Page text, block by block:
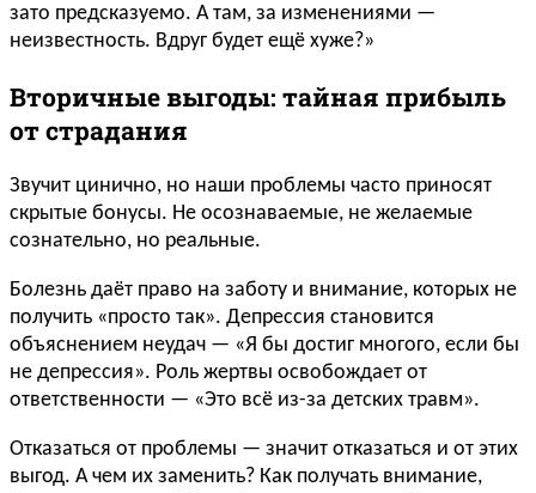
зато предсказуемо. А там, за изменениями —
неизвестность. Вдруг будет ещё хуже?»
Вторичные выгоды: тайная прибыль
от страдания
Звучит цинично, но наши проблемы часто приносят
скрытые бонусы. Не осознаваемые, не желаемые
сознательно, но реальные.
Болезнь даёт право на заботу и внимание, которых не
получить «просто так». Депрессия становится
объяснением неудач — «Я бы достиг многого, если бы
не депрессия». Роль жертвы освобождает от
ответственности — «Это всё из-за детских травм».
Отказаться от проблемы — значит отказаться и от этих
выгод. А чем их заменить? Как получать внимание,